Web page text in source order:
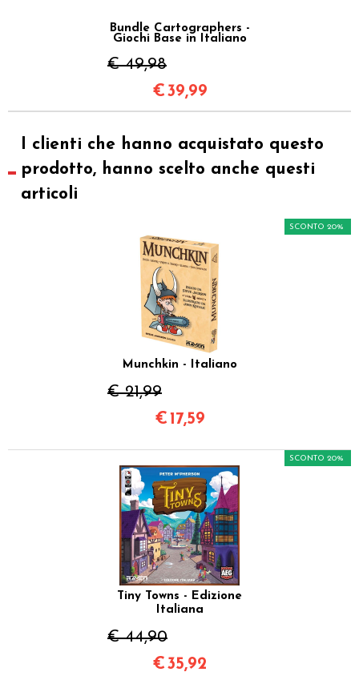
Bundle Cartographers -
Giochi Base in Italiano
€ 49,98
€39,99
I clienti che hanno acquistato questo
prodotto, hanno scelto anche questi
articoli
Munchkin - Italiano
€ 21,99
SCONTO 20%
€ 17,59
Tiny Towns - Edizione
Italiana
€ 44,90
SCONTO 20%
€35,92